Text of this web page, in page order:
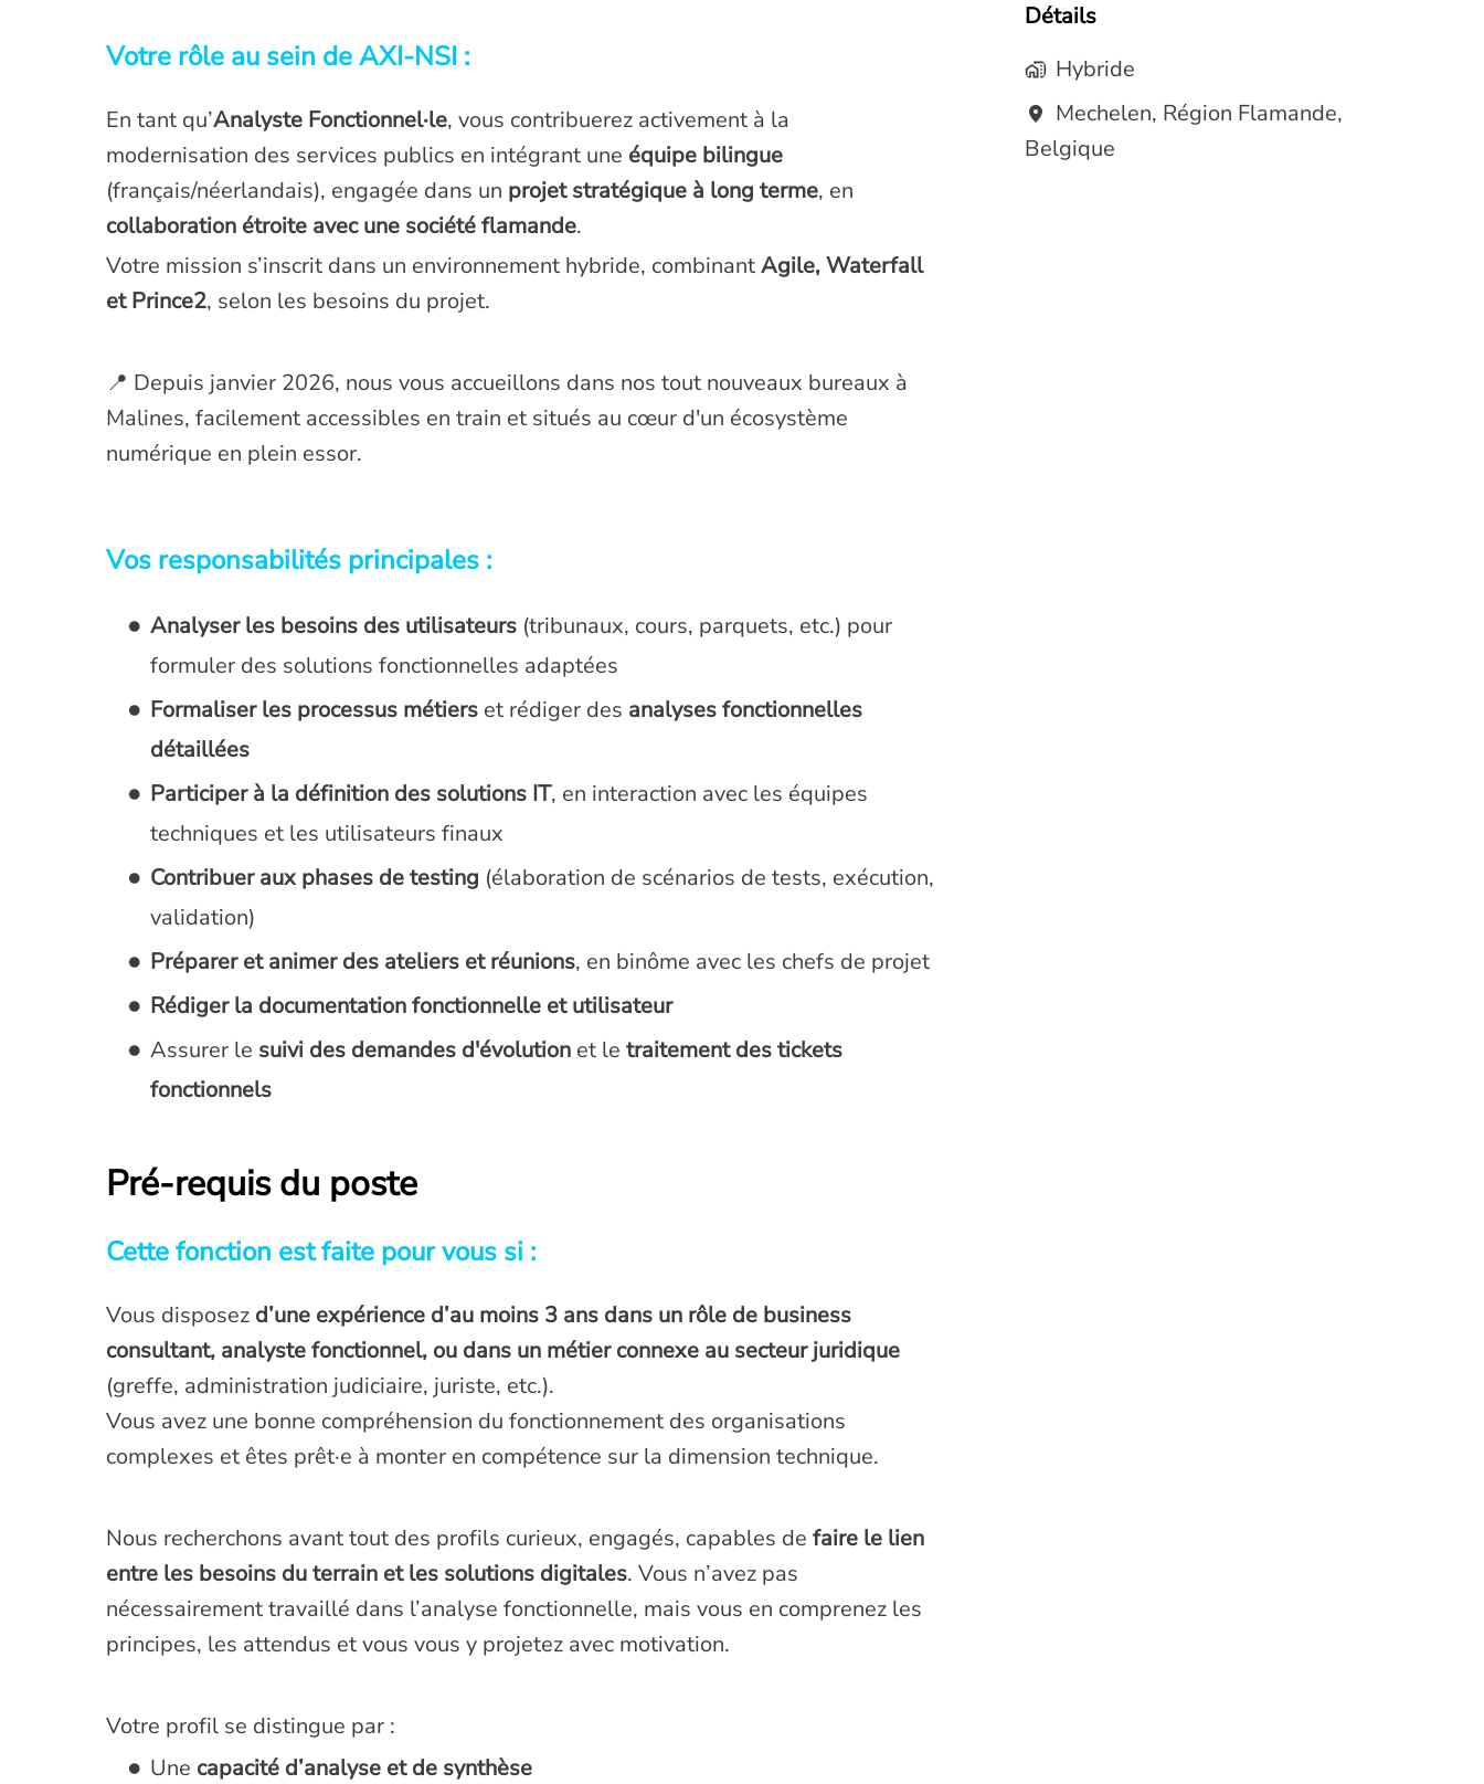
Votre rôle au sein de AXI-NSI :
En tant qu’Analyste Fonctionnel·le, vous contribuerez activement à la
modernisation des services publics en intégrant une équipe bilingue
(français/néerlandais), engagée dans un projet stratégique à long terme, en
collaboration étroite avec une société flamande.
Votre mission s’inscrit dans un environnement hybride, combinantAgile, Waterfall
et Prince2, selon les besoins du projet.
📍 Depuis janvier 2026, nous vous accueillons dans nos tout nouveaux bureaux à
Malines, facilement accessibles en train et situés au cœur d'un écosystème
numérique en plein essor.
Vos responsabilités principales :
Analyser les besoins des utilisateurs (tribunaux, cours, parquets, etc.) pour
formuler des solutions fonctionnelles adaptées
Formaliser les processus métiers et rédiger des analyses fonctionnelles
détaillées
Participer à la définition des solutions IT, en interaction avec les équipes
techniques et les utilisateurs finaux
Contribuer aux phases de testing (élaboration de scénarios de tests, exécution,
validation)
Préparer et animer des ateliers et réunions, en binôme avec les chefs de projet
Rédiger la documentation fonctionnelle et utilisateur
Assurer le suivi des demandes d'évolution et le traitement des tickets
fonctionnels
Pré-requis du poste
Cette fonction est faite pour vous si :
Vous disposez d’une expérience d’au moins 3 ans dans un rôle de business
consultant, analyste fonctionnel, ou dans un métier connexe au secteur juridique
(greffe, administration judiciaire, juriste, etc.).
Vous avez une bonne compréhension du fonctionnement des organisations
complexes et êtes prêt·e à monter en compétence sur la dimension technique.
Nous recherchons avant tout des profils curieux, engagés, capables de faire le lien
entre les besoins du terrain et les solutions digitales. Vous n’avez pas
nécessairement travaillé dans l’analyse fonctionnelle, mais vous en comprenez les
principes, les attendus et vous vous y projetez avec motivation.
Votre profil se distingue par :
Une capacité d’analyse et de synthèse
Détails
Hybride
Mechelen, Région Flamande,
Belgique